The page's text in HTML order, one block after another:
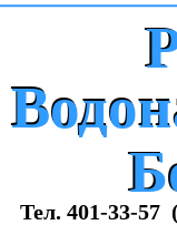
Тел. 401-33-57